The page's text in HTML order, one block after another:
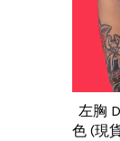
左胸
色 (現